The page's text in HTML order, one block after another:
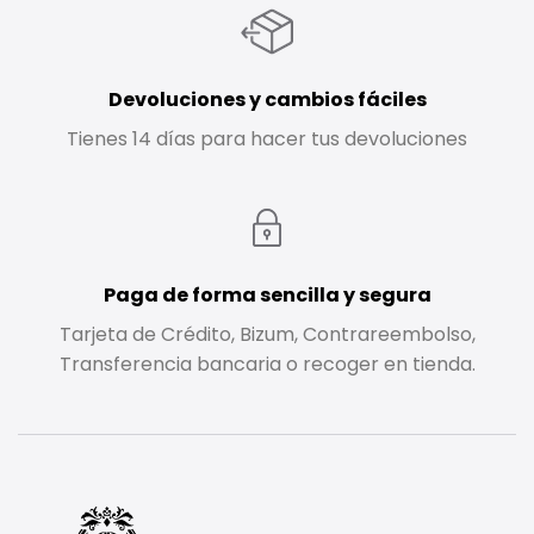
Devoluciones y cambios fáciles
Tienes 14 días para hacer tus devoluciones
Paga de forma sencilla y segura
Tarjeta de Crédito, Bizum, Contrareembolso,
Transferencia bancaria o recoger en tienda.